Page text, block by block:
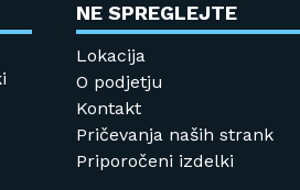
NE SPREGLEJTE
Lokacija
O podjetju
Kontakt
Pričevanja naših strank
Priporočeni izdelki